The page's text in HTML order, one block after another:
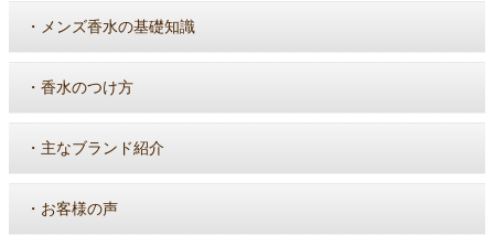
・ メンズ香水の基礎知識
・ 香水のつけ方
・ 主なブランド紹介
・ お客様の声